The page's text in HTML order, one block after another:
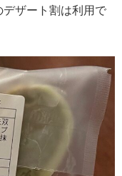
ザート割は利用で